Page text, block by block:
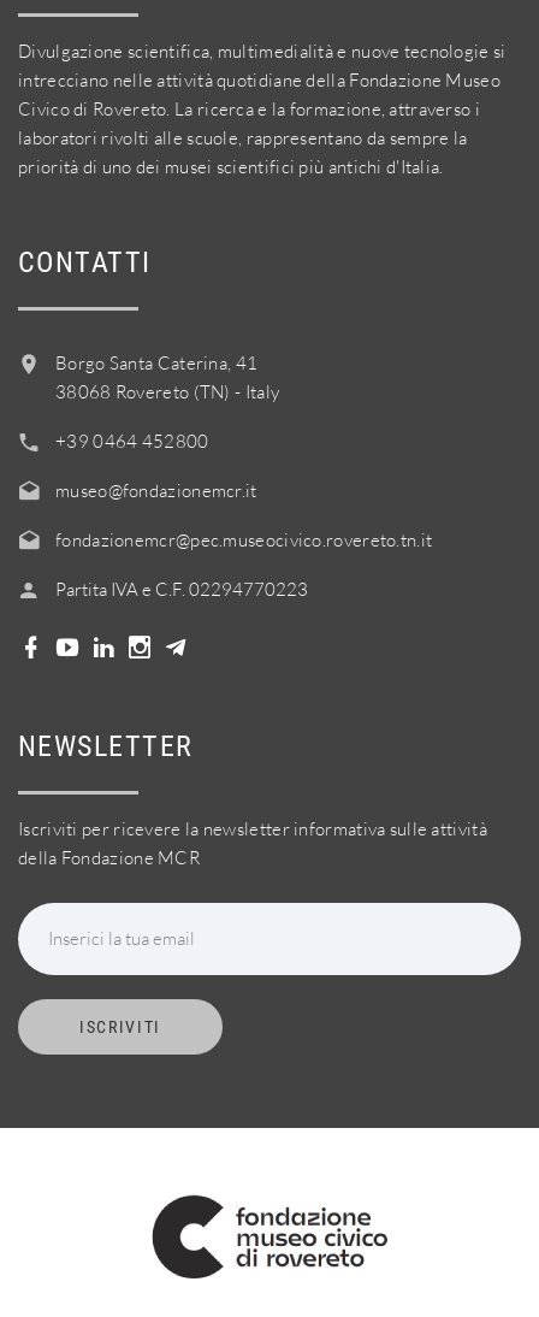
Divulgazione scientifica, multimedialità e nuove tecnologie si
intrecciano nelle attività quotidiane della Fondazione Museo
Civico di Rovereto. La ricerca e la formazione, attraverso i
laboratori rivolti alle scuole, rappresentano da sempre la
priorità di uno dei musei scientifici più antichi d'Italia.
CONTATTI
Borgo Santa Caterina, 41
38068 Rovereto (TN) - Italy
+39 0464 452800
museo@fondazionemcr.it
fondazionemcr@pec.museocivico.rovereto.tn.it
Partita IVA e C.F. 02294770223
NEWSLETTER
Iscriviti per ricevere la newsletter informativa sulle attività
della Fondazione MCR
Inserici la tua email
ISCRIVITI